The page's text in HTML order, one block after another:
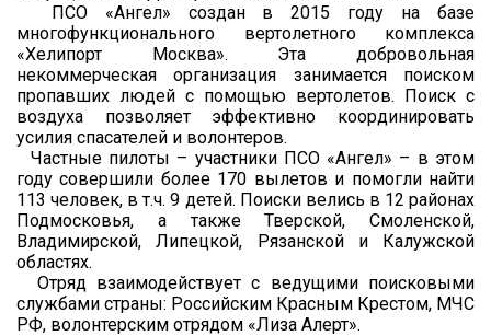
ПСО «Ангел» создан в 2015 году на базе
многофункционального вертолетного комплекса
«Хелипорт Москва». Эта добровольная
некоммерческая организация занимается поиском
пропавших людей с помощью вертолетов. Поиск с
воздуха позволяет эффективно координировать
усилия спасателей и волонтеров.
Частные пилоты – участники ПСО «Ангел» – в этом
году совершили более 170 вылетов и помогли найти
113 человек, в т.ч. 9 детей. Поиски велись в 12 районах
Подмосковья, а также Тверской, Смоленской,
Владимирской, Липецкой, Рязанской и Калужской
областях.
Отряд взаимодействует с ведущими поисковыми
службами страны: Российским Красным Крестом, МЧС
РФ, волонтерским отрядом «Лиза Алерт».